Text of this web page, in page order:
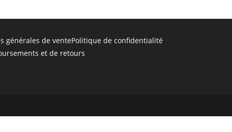
générales de ventePolitique de confidentialité
et de retours